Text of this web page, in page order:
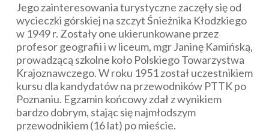
Jego zainteresowania turystyczne zaczęły się od
wycieczki górskiej na szczyt Śnieżnika Kłodzkiego
w 1949 r. Zostały one ukierunkowane przez
profesor geografii i w liceum, mgr Janinę Kamińską,
prowadzącą szkolne koło Polskiego Towarzystwa
Krajoznawczego. W roku 1951 został uczestnikiem
kursu dla kandydatów na przewodników PTTK po
Poznaniu. Egzamin końcowy zdał z wynikiem
bardzo dobrym, stając się najmłodszym
przewodnikiem (16 lat) po mieście.